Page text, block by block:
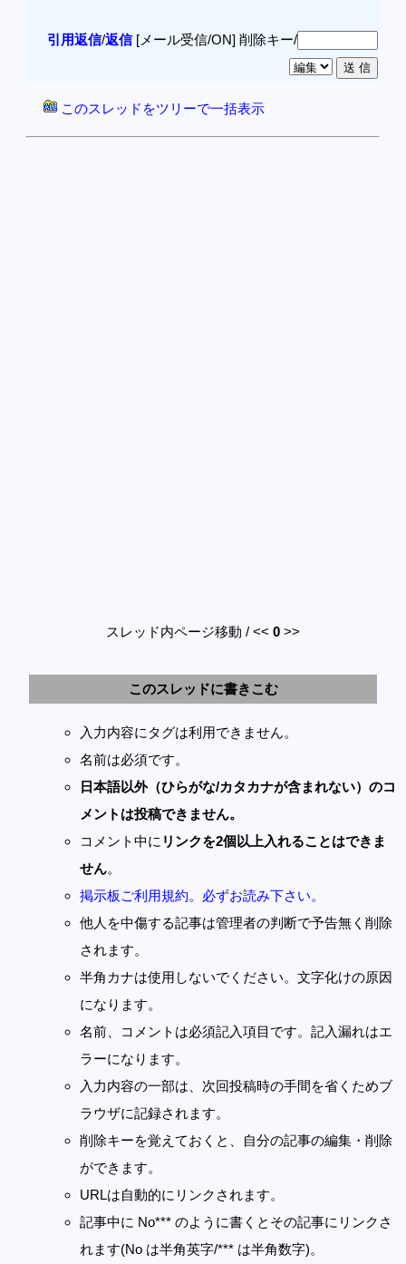
引用返信/返信[メール受信/ON] 削除キー/
このスレッドをツリーで一括表示
スレッド内ページ移動 / << 0 >>
このスレッドに書きこむ
入力内容にタグは利用できません。
名前は必須です。
日本語以外（ひらがな/カタカナが含まれない）のコ
メントは投稿できません。
コメント中に リンクを2個以上入れることはできま
せん。
掲示板ご利用規約。必ずお読み下さい。
他人を中傷する記事は管理者の判断で予告無く削除
されます。
半角カナは使用しないでください。文字化けの原因
になります。
名前、コメントは必須記入項目です。記入漏れはエ
ラーになります。
入力内容の一部は、次回投稿時の手間を省くためブ
ラウザに記録されます。
削除キーを覚えておくと、自分の記事の編集・削除
ができます。
URLは自動的にリンクされます。
記事中に No*** のように書くとその記事にリンクさ
れます(No は半角英字/*** は半角数字)。